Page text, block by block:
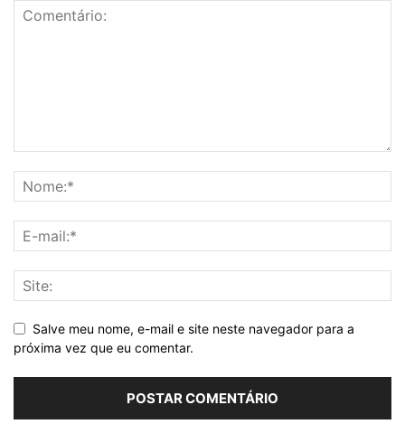
Salve meu nome, e-mail e site neste navegador para a
próxima vez que eu comentar.